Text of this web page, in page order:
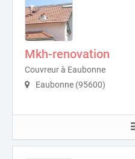
Mkh-renovation
Couvreur à Eaubonne
Eaubonne (95600)